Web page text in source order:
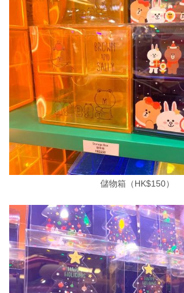
儲物箱（HK$150）